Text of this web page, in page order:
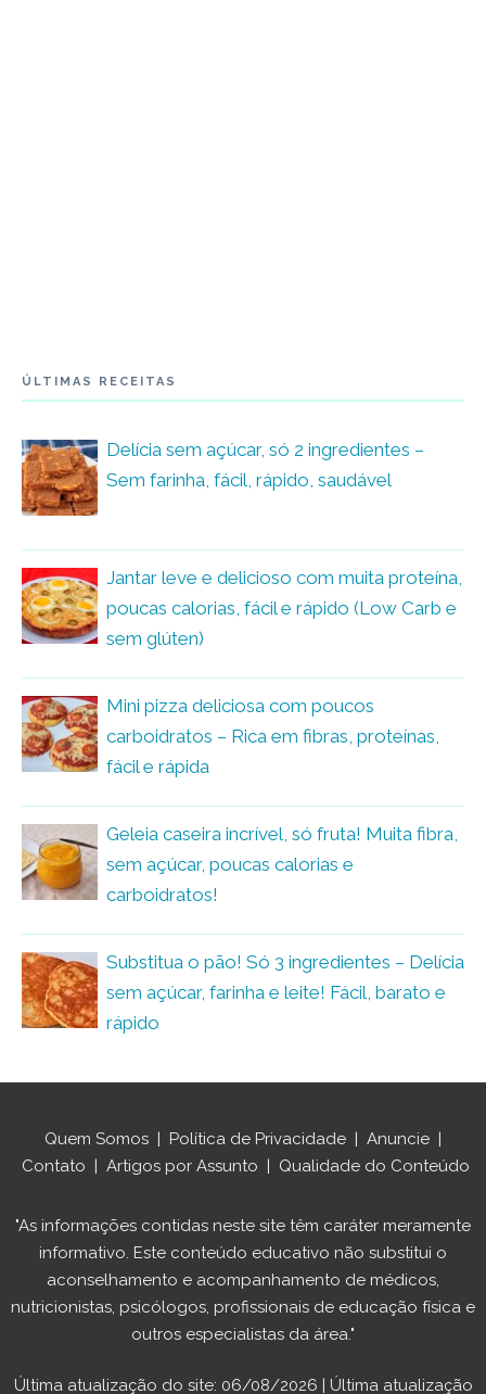
ÚLTIMAS RECEITAS
Delícia sem açúcar, só 2 ingredientes –
Sem farinha, fácil, rápido, saudável
Jantar leve e delicioso com muita proteína,
poucas calorias, fácil e rápido (Low Carb e
sem glúten)
Mini pizza deliciosa com poucos
carboidratos – Rica em fibras, proteínas,
fácil e rápida
Geleia caseira incrível, só fruta! Muita fibra,
sem açúcar, poucas calorias e
carboidratos!
Substitua o pão! Só 3 ingredientes – Delícia
sem açúcar, farinha e leite! Fácil, barato e
rápido
Quem Somos | Política de Privacidade | Anuncie |
Contato | Artigos por Assunto | Qualidade do Conteúdo
"As informações contidas neste site têm caráter meramente
informativo. Este conteúdo educativo não substitui o
aconselhamento e acompanhamento de médicos,
nutricionistas, psicólogos, profissionais de educação física e
outros especialistas da área."
Última atualização do site: 06/08/2026 | Última atualização